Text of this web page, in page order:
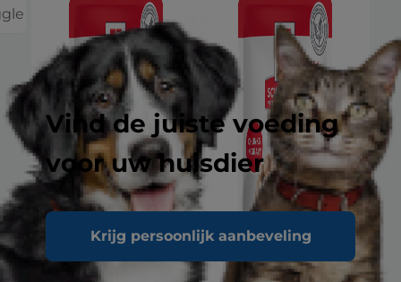
Vind de juiste voeding
voor uw huisdier
Krijg persoonlijk aanbeveling